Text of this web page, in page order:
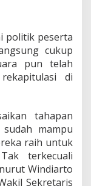
politik peserta
cukup
pun telah
di
tahapan
mampu
raih untuk
terkecuali
Windiarto
Sekretaris